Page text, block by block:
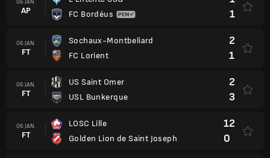
06 JAN.
AP
FC Bordéus
1
06 JAN.
FT
Sochaux-Montbeliard
FC Lorient
2
1
06 JAN.
FT
US Saint Omer
USL Bunkerque
2
3
06 JAN.
FT
LOSC Lille
Golden Lion de Saint Joseph
12
0